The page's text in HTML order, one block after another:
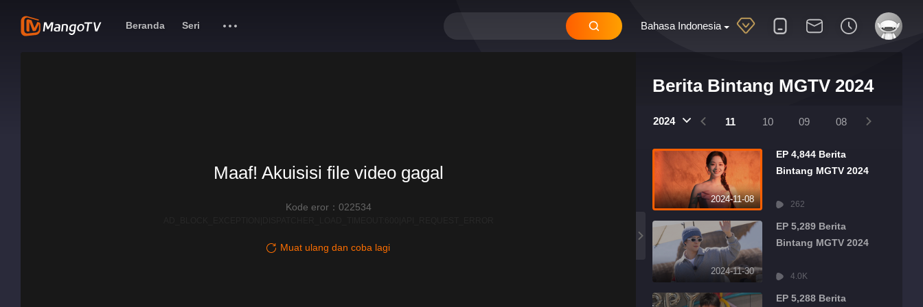
Bahasa Indonesia
Beranda Seri
Berita Bintang MGTV 2024
2024
01 12 11 10 09 08
2024-11-08
EP 4,844 Berita
Bintang MGTV 2024
262
2024-11-30
EP 5,289 Berita
Bintang MGTV 2024
4.0K
EP 5,288 Berita
Maaf! Akuisisi file video gagal
Kode eror：022534
Muat ulang dan coba lagi